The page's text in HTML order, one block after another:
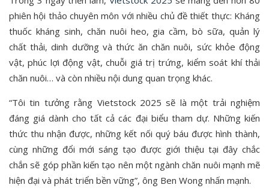
phiên hội thảo chuyên môn với nhiều chủ đề thiết thực: Kháng
thuốc kháng sinh, chăn nuôi heo, gia cầm, bò sữa, quản lý
chất thải, dinh dưỡng và thức ăn chăn nuôi, sức khỏe động
vật, phúc lợi động vật, chuỗi giá trị trứng, kiểm soát khí thải
chăn nuôi… và còn nhiều nội dung quan trọng khác.
“Tôi tin tưởng rằng Vietstock 2025 sẽ là một trải nghiệm
đáng giá dành cho tất cả các đại biểu tham dự. Những kiến
thức thu nhận được, những kết nối quý báu được hình thành,
cùng những đổi mới sáng tạo được giới thiệu tại đây chắc
chắn sẽ góp phần kiến tạo nên một ngành chăn nuôi mạnh mẽ
hiện đại và phát triển bền vững”, ông Ben Wong nhấn mạnh.